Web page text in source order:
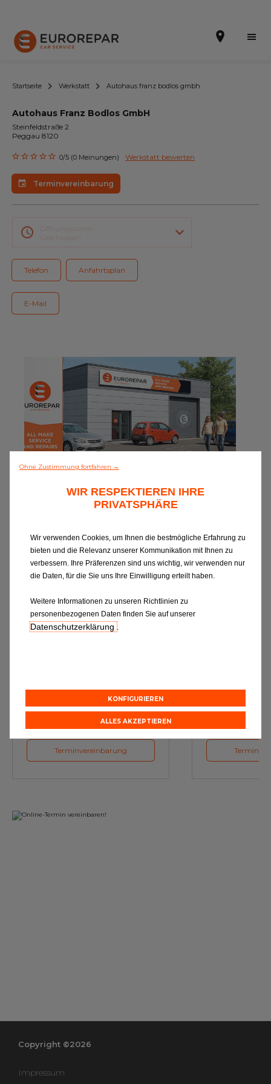
Terminvereinbarung
Die Marke
Dem Netz beitreten
Leistungen
Unser Sortiment EUROREPAR
Alle Werkstätten
Dem Netz beitreten
Startseite Werkstatt Autohaus franz bodlos gmbh
Autohaus Franz Bodlos GmbH
Steinfeldstraße 2
Peggau 8120
0/5 (0 Meinungen) Werkstatt bewerten
Terminvereinbarung
Telefon Anfahrtsplan
E-Mail
Terminvereinbarung
Copyright ©2026
Impressum
Ohne Zustimmung fortfahren →
WIR RESPEKTIEREN IHRE
PRIVATSPHÄRE
Wir verwenden Cookies, um Ihnen die bestmögliche Erfahrung zu
bieten und die Relevanz unserer Kommunikation mit Ihnen zu
verbessern. Ihre Präferenzen sind uns wichtig, wir verwenden nur
die Daten, für die Sie uns Ihre Einwilligung erteilt haben.
Weitere Informationen zu unseren Richtlinien zu
personenbezogenen Daten finden Sie auf unserer
Datenschutzerklärung .
KONFIGURIEREN
ALLES AKZEPTIEREN